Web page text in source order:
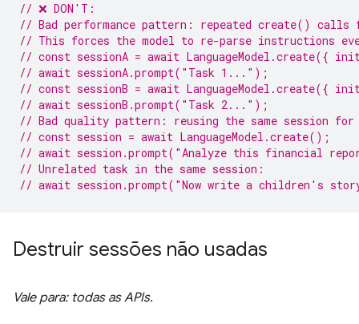
// ❌ DON'T:
// Bad performance pattern: repeated create()
// This forces the model to re-parse instructions
// const sessionA = await
// await sessionA.prompt("Task 1...");
// const sessionB = await
// await sessionB.prompt("Task 2...");
// Bad quality pattern: reusing the same session
// const session = await LanguageModel.create();
// await session.prompt("Analyze this financial
// Unrelated task in the same session:
// await session.prompt("Now write a children's
Destruir sessões não usadas
Vale para: todas as APIs.